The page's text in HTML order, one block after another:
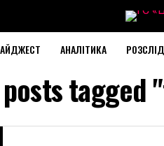
АНАЛІТИКА
tagged